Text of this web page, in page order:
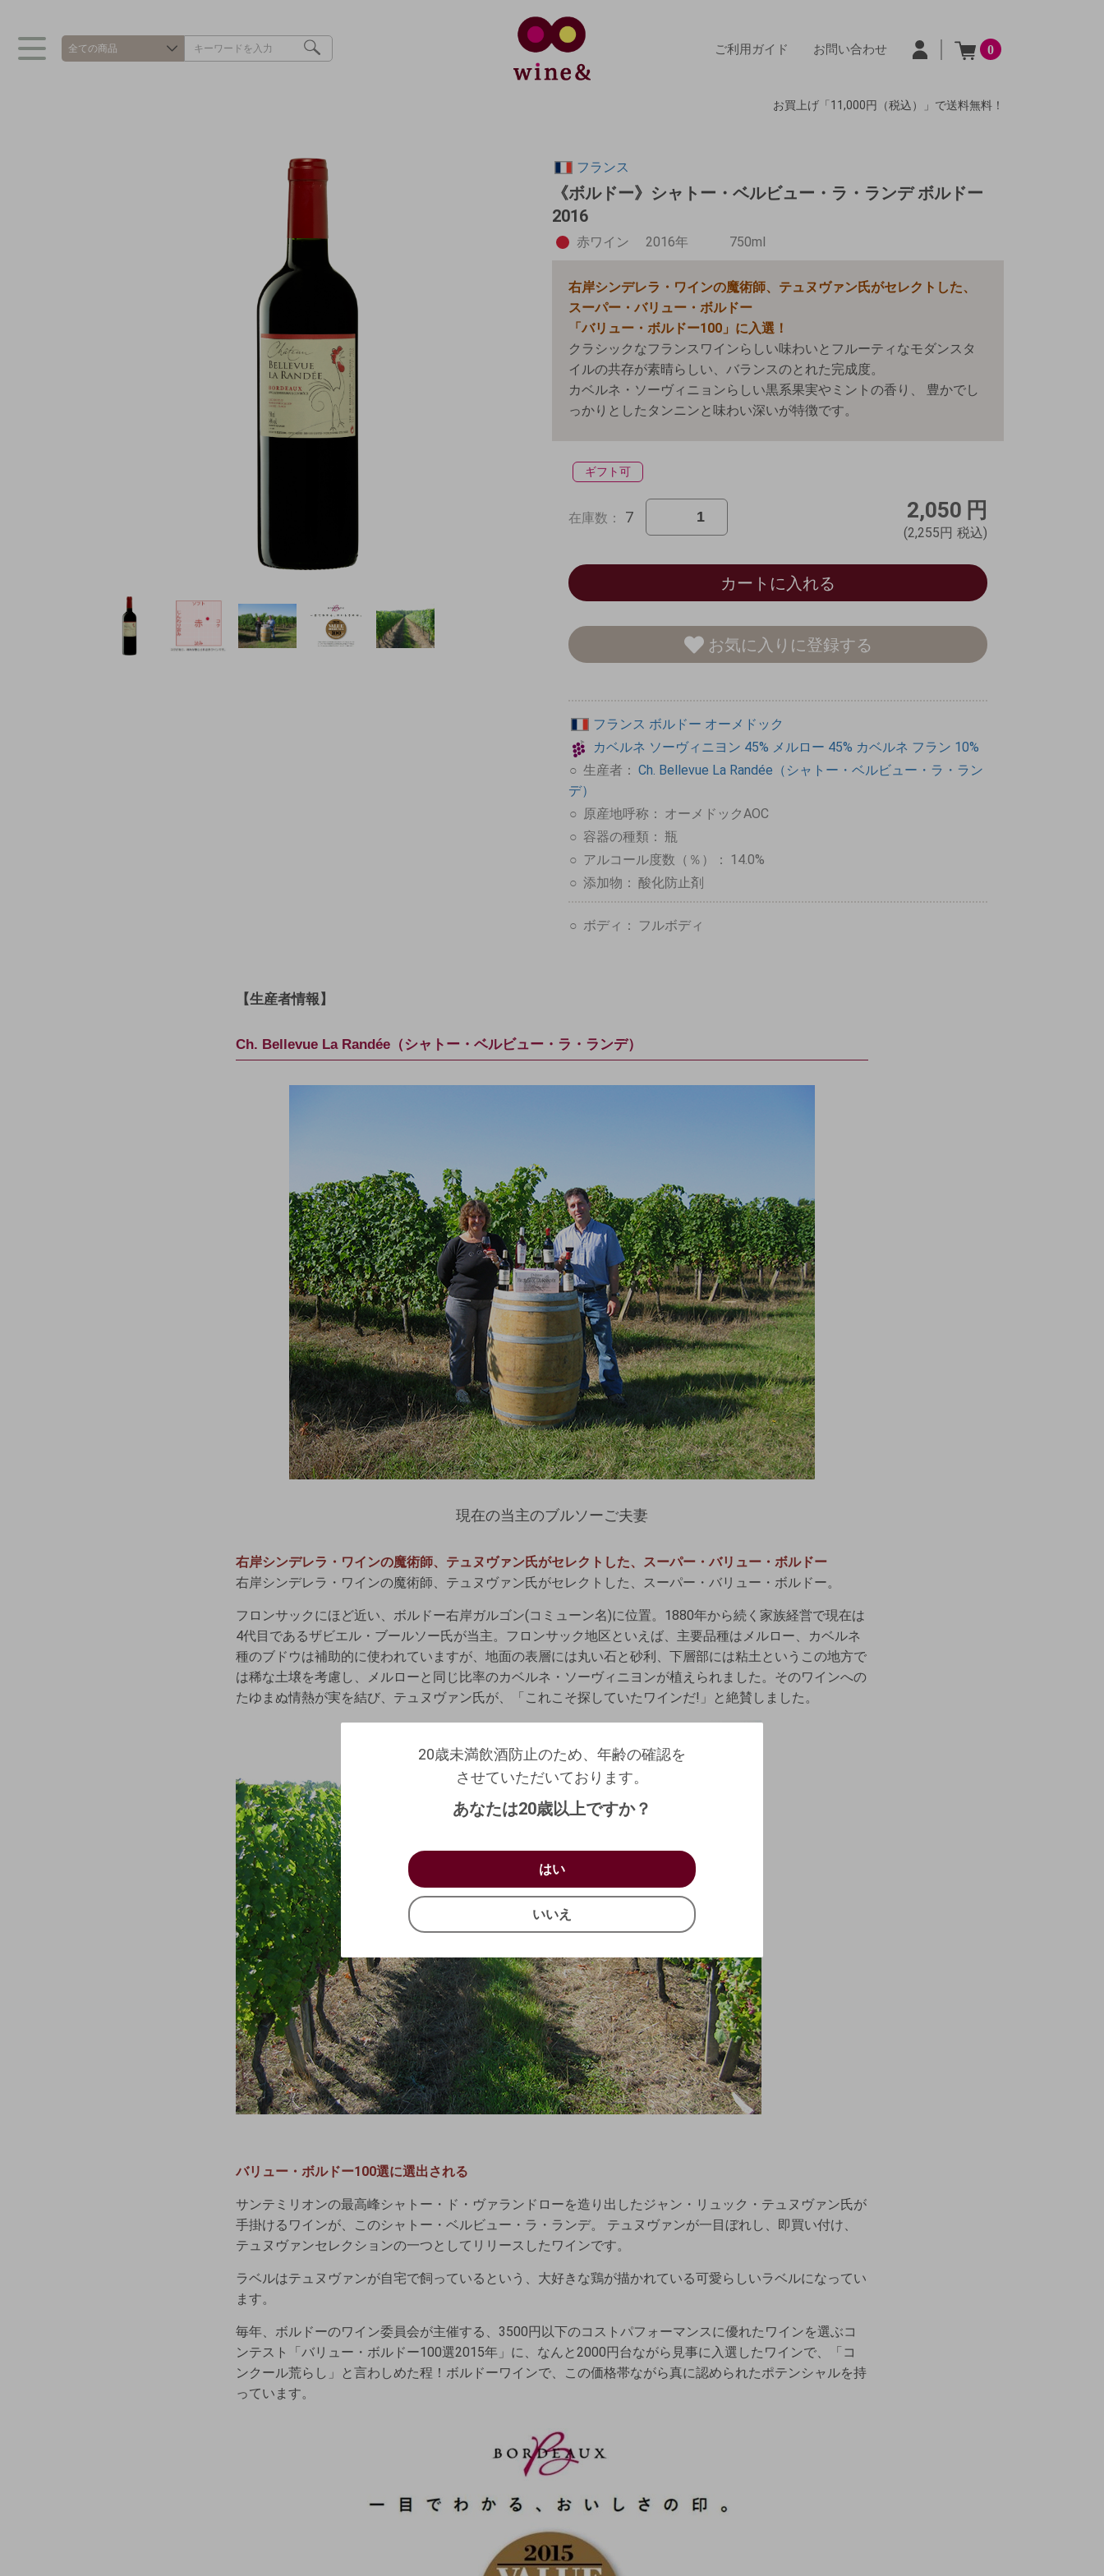
ご利用ガイド お問い合わせ 0
お買上げ「11,000円（税込）」で送料無料！
フランス
《ボルドー》シャトー・ベルビュー・ラ・ランデ ボルドー
2016
赤ワイン 2016年 750ml
右岸シンデレラ・ワインの魔術師、テュヌヴァン氏がセレクトした、
スーパー・バリュー・ボルドー
「バリュー・ボルドー100」に入選！
クラシックなフランスワインらしい味わいとフルーティなモダンスタ
イルの共存が素晴らしい、バランスのとれた完成度。
カベルネ・ソーヴィニョンらしい黒系果実やミントの香り、 豊かでし
っかりとしたタンニンと味わい深いが特徴です。
ギフト可
在庫数： 7 2,050 円
(2,255円 税込)
カートに入れる
お買い物を続ける カートへ進む
お気に入りに登録する
フランス ボルドー オーメドック
カベルネ ソーヴィニヨン 45% メルロー 45% カベルネ フラン 10%
生産者： Ch. Bellevue La Randée（シャトー・ベルビュー・ラ・ラン
デ）
原産地呼称： オーメドックAOC
容器の種類： 瓶
アルコール度数（％）： 14.0%
添加物： 酸化防止剤
ボディ： フルボディ
【生産者情報】
Ch. Bellevue La Randée（シャトー・ベルビュー・ラ・ランデ）
現在の当主のブルソーご夫妻
右岸シンデレラ・ワインの魔術師、テュヌヴァン氏がセレクトした、スーパー・バリュー・ボルドー
右岸シンデレラ・ワインの魔術師、テュヌヴァン氏がセレクトした、スーパー・バリュー・ボルドー。
フロンサックにほど近い、ボルドー右岸ガルゴン(コミューン名)に位置。1880年から続く家族経営で現在は
4代目であるザビエル・ブールソー氏が当主。フロンサック地区といえば、主要品種はメルロー、カベルネ
種のブドウは補助的に使われていますが、地面の表層には丸い石と砂利、下層部には粘土というこの地方で
は稀な土壌を考慮し、メルローと同じ比率のカベルネ・ソーヴィニヨンが植えられました。そのワインへの
たゆまぬ情熱が実を結び、テュヌヴァン氏が、「これこそ探していたワインだ!」と絶賛しました。
バリュー・ボルドー100選に選出される
サンテミリオンの最高峰シャトー・ド・ヴァランドローを造り出したジャン・リュック・テュヌヴァン氏が
手掛けるワインが、このシャトー・ベルビュー・ラ・ランデ。 テュヌヴァンが一目ぼれし、即買い付け、
テュヌヴァンセレクションの一つとしてリリースしたワインです。
ラベルはテュヌヴァンが自宅で飼っているという、大好きな鶏が描かれている可愛らしいラベルになってい
ます。
毎年、ボルドーのワイン委員会が主催する、3500円以下のコストパフォーマンスに優れたワインを選ぶコ
ンテスト「バリュー・ボルドー100選2015年」に、なんと2000円台ながら見事に入選したワインで、「コ
ンクール荒らし」と言わしめた程！ボルドーワインで、この価格帯ながら真に認められたポテンシャルを持
っています。
20歳未満飲酒防止のため、年齢の確認を
させていただいております。
あなたは20歳以上ですか？
はい
いいえ
20歳未満飲酒防止のため、年齢の確認を
させていただいております。
生年月日を入力してください。
確認する
キャンセル
ログアウトします。よろしいですか？
（自動ログインの設定も解除されます。）
はい
いいえ